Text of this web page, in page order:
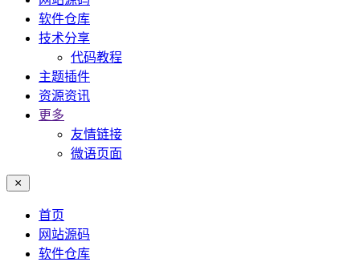
软件仓库
技术分享
代码教程
主题插件
资源资讯
更多
友情链接
微语页面
首页
网站源码
软件仓库